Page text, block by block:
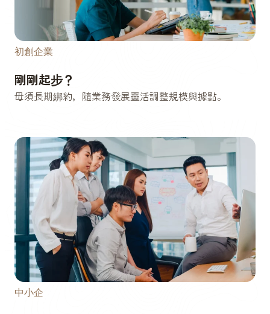
初創企業
剛剛起步？
毋須長期綁約，隨業務發展靈活調整規模與據點。
中小企